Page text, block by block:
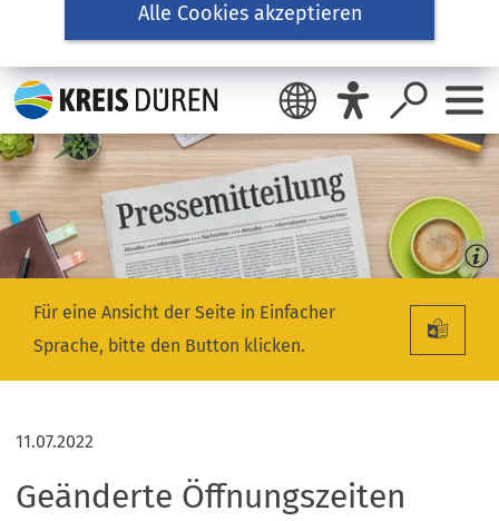
Alle Cookies akzeptieren
Für eine Ansicht der Seite in Einfacher
Sprache, bitte den Button klicken.
11.07.2022
Geänderte Öffnungszeiten